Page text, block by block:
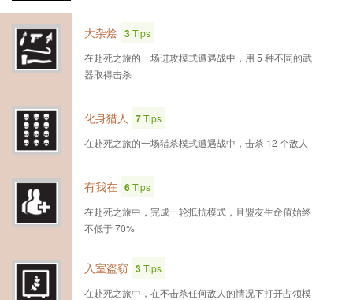
大杂烩 3Tips
在赴死之旅的一场进攻模式遭遇战中，用 5 种不同的武
器取得击杀
化身猎人 7Tips
在赴死之旅的一场猎杀模式遭遇战中，击杀 12 个敌人
有我在 6Tips
在赴死之旅中，完成一轮抵抗模式，且盟友生命值始终
不低于 70%
入室盗窃 3Tips
在赴死之旅中，在不击杀任何敌人的情况下打开占领模